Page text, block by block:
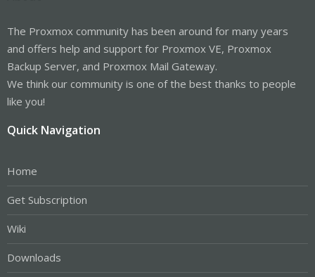
The Proxmox community has been around for many years
and offers help and support for Proxmox VE, Proxmox
Backup Server, and Proxmox Mail Gateway.
We think our community is one of the best thanks to people
like you!
Quick Navigation
Home
Get Subscription
Wiki
Downloads